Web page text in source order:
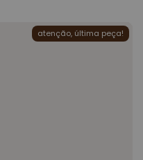
atenção, última peça!